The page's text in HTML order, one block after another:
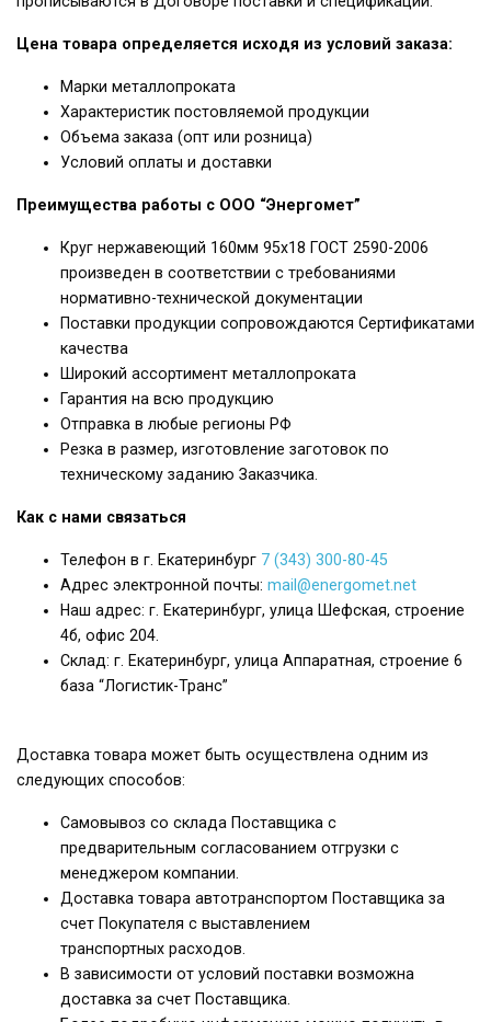
Цена товара определяется исходя из условий заказа:
Марки металлопроката
Характеристик постовляемой продукции
Объема заказа (опт или розница)
Условий оплаты и доставки
Преимущества работы с ООО “Энергомет”
Круг нержавеющий 160мм 95х18 ГОСТ 2590-2006
произведен в соответствии с требованиями
нормативно-технической документации
Поставки продукции сопровождаются Сертификатами
качества
Широкий ассортимент металлопроката
Гарантия на всю продукцию
Отправка в любые регионы РФ
Резка в размер, изготовление заготовок по
техническому заданию Заказчика.
Как с нами связаться
Телефон в г. Екатеринбург 7 (343) 300-80-45
Адрес электронной почты: mail@energomet.net
Наш адрес: г. Екатеринбург, улица Шефская, строение
4б, офис 204.
Склад: г. Екатеринбург, улица Аппаратная, строение 6
база “Логистик-Транс”
Доставка товара может быть осуществлена одним из
следующих способов:
Самовывоз со склада Поставщика с
предварительным согласованием отгрузки с
менеджером компании.
Доставка товара автотранспортом Поставщика за
счет Покупателя с выставлением
транспортных расходов.
В зависимости от условий поставки возможна
доставка за счет Поставщика.